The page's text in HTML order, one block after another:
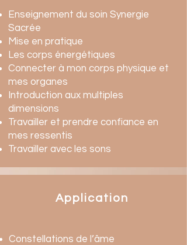
Enseignement du soin Synergie
Sacrée
Mise en pratique
Les corps énergétiques
Connecter à mon corps physique et
mes organes
Introduction aux multiples
dimensions
Travailler et prendre confiance en
mes ressentis
Travailler avec les sons
Application
Constellations de l’âme